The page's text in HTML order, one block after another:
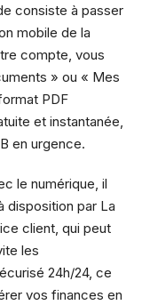
consiste à passer
mobile de la
compte, vous
» ou « Mes
PDF
et instantanée,
en urgence.
le numérique, il
disposition par La
client, qui peut
les
24h/24, ce
vos finances en